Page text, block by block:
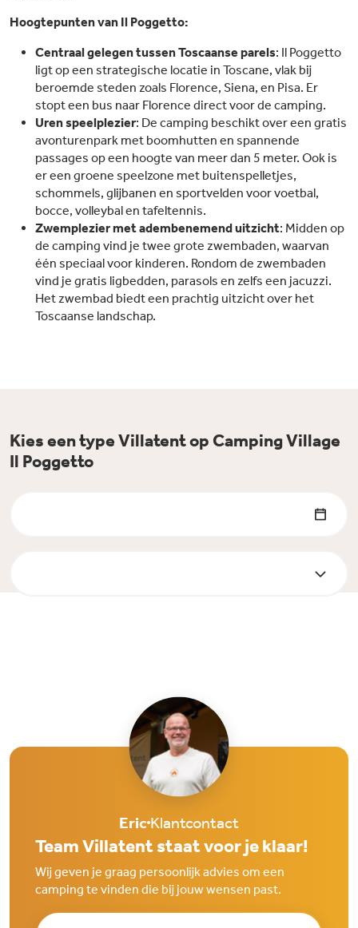
Hoogtepunten van Il Poggetto:
Centraal gelegen tussen Toscaanse parels: Il Poggetto
ligt op een strategische locatie in Toscane, vlak bij
beroemde steden zoals Florence, Siena, en Pisa. Er
stopt een bus naar Florence direct voor de camping.
Uren speelplezier: De camping beschikt over een gratis
avonturenpark met boomhutten en spannende
passages op een hoogte van meer dan 5 meter. Ook is
er een groene speelzone met buitenspelletjes,
schommels, glijbanen en sportvelden voor voetbal,
bocce, volleybal en tafeltennis.
Zwemplezier met adembenemend uitzicht: Midden op
de camping vind je twee grote zwembaden, waarvan
één speciaal voor kinderen. Rondom de zwembaden
vind je gratis ligbedden, parasols en zelfs een jacuzzi.
Het zwembad biedt een prachtig uitzicht over het
Toscaanse landschap.
Kies een type Villatent op Camping Village
Il Poggetto
Eric Klantcontact
Team Villatent staat voor je klaar!
Wij geven je graag persoonlijk advies om een
camping te vinden die bij jouw wensen past.